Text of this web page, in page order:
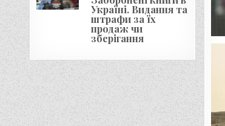
Україні. Видання та
штрафи за їх
продаж чи
зберігання